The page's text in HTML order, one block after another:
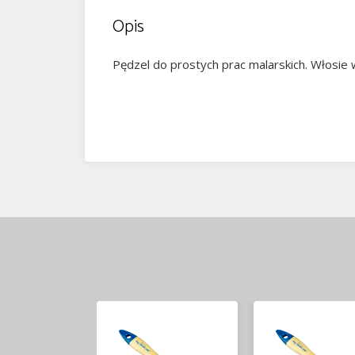
Opis
Pędzel do prostych prac malarskich.